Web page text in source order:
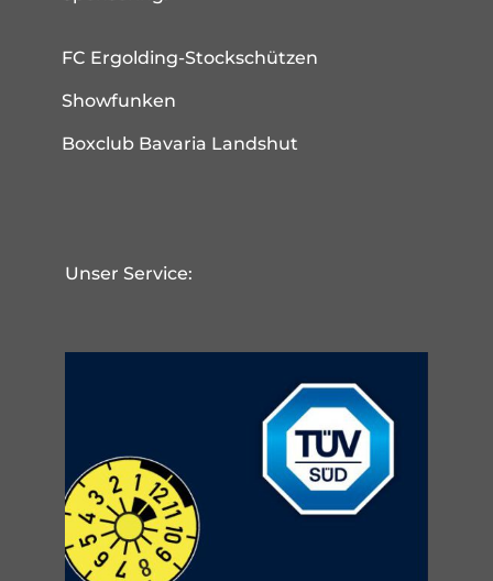
FC Ergolding-Stockschützen
Showfunken
Boxclub Bavaria Landshut
Unser Service: